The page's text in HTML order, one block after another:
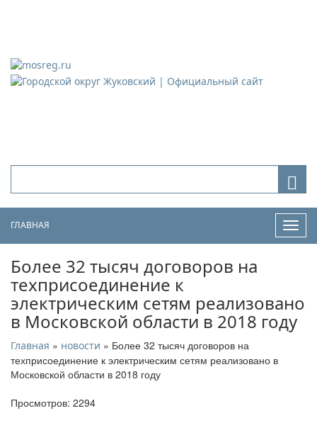
ГЛАВНАЯ
Более 32 тысяч договоров на
техприсоединение к
электрическим сетям реализовано
в Московской области в 2018 году
Главная » новости » Более 32 тысяч договоров на
техприсоединение к электрическим сетям реализовано в
Московской области в 2018 году
Просмотров: 2294